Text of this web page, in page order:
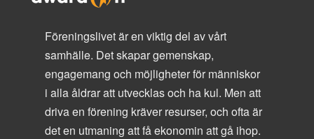
Föreningslivet är en viktig del av vårt
samhälle. Det skapar gemenskap,
engagemang och möjligheter för människor
i alla åldrar att utvecklas och ha kul. Men att
driva en förening kräver resurser, och ofta är
det en utmaning att få ekonomin att gå ihop.